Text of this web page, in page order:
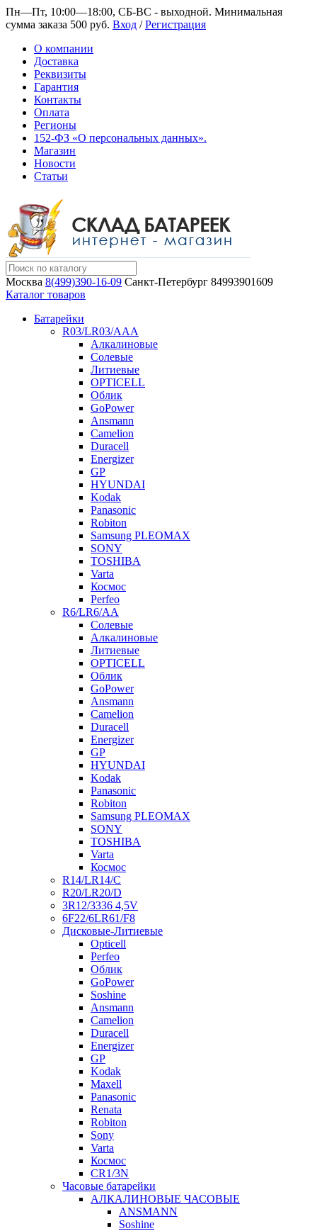
Пн—Пт, 10:00—18:00, СБ-ВС - выходной. Минимальная
сумма заказа 500 руб. Вход /Регистрация
О компании
Доставка
Реквизиты
Гарантия
Контакты
Оплата
Регионы
152-ФЗ «О персональных данных».
Магазин
Новости
Статьи
Москва 8(499)390-16-09 Санкт-Петербург 84993901609
Каталог товаров
Батарейки
R03/LR03/AAA
Алкалиновые
Солевые
Литиевые
OPTICELL
Облик
GoPower
Ansmann
Camelion
Duracell
Energizer
GP
HYUNDAI
Kodak
Panasonic
Robiton
Samsung PLEOMAX
SONY
TOSHIBA
Varta
Космос
Perfeo
R6/LR6/AA
Солевые
Алкалиновые
Литиевые
OPTICELL
Облик
GoPower
Ansmann
Camelion
Duracell
Energizer
GP
HYUNDAI
Kodak
Panasonic
Robiton
Samsung PLEOMAX
SONY
TOSHIBA
Varta
Космос
R14/LR14/C
R20/LR20/D
3R12/3336 4,5V
6F22/6LR61/F8
Дисковые-Литиевые
Opticell
Perfeo
Облик
GoPower
Soshine
Ansmann
Camelion
Duracell
Energizer
GP
Kodak
Maxell
Panasonic
Renata
Robiton
Sony
Varta
Космос
CR1/3N
Часовые батарейки
АЛКАЛИНОВЫЕ ЧАСОВЫЕ
ANSMANN
Soshine